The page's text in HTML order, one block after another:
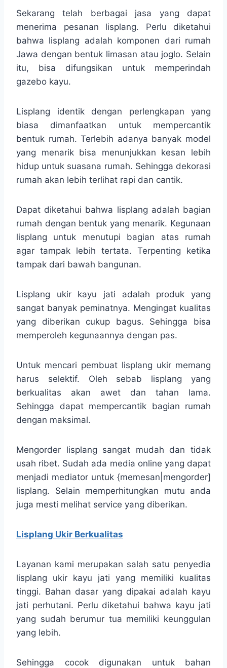
Sekarang telah berbagai jasa yang dapat
menerima pesanan lisplang. Perlu diketahui
bahwa lisplang adalah komponen dari rumah
Jawa dengan bentuk limasan atau joglo. Selain
itu, bisa difungsikan untuk memperindah
gazebo kayu.
Lisplang identik dengan perlengkapan yang
biasa dimanfaatkan untuk mempercantik
bentuk rumah. Terlebih adanya banyak model
yang menarik bisa menunjukkan kesan lebih
hidup untuk suasana rumah. Sehingga dekorasi
rumah akan lebih terlihat rapi dan cantik.
Dapat diketahui bahwa lisplang adalah bagian
rumah dengan bentuk yang menarik. Kegunaan
lisplang untuk menutupi bagian atas rumah
agar tampak lebih tertata. Terpenting ketika
tampak dari bawah bangunan.
Lisplang ukir kayu jati adalah produk yang
sangat banyak peminatnya. Mengingat kualitas
yang diberikan cukup bagus. Sehingga bisa
memperoleh kegunaannya dengan pas.
Untuk mencari pembuat lisplang ukir memang
harus selektif. Oleh sebab lisplang yang
berkualitas akan awet dan tahan lama.
Sehingga dapat mempercantik bagian rumah
dengan maksimal.
Mengorder lisplang sangat mudah dan tidak
usah ribet. Sudah ada media online yang dapat
menjadi mediator untuk {memesan|mengorder]
lisplang. Selain memperhitungkan mutu anda
juga mesti melihat service yang diberikan.
Lisplang Ukir Berkualitas
Layanan kami merupakan salah satu penyedia
lisplang ukir kayu jati yang memiliki kualitas
tinggi. Bahan dasar yang dipakai adalah kayu
jati perhutani. Perlu diketahui bahwa kayu jati
yang sudah berumur tua memiliki keunggulan
yang lebih.
Sehingga cocok digunakan untuk bahan